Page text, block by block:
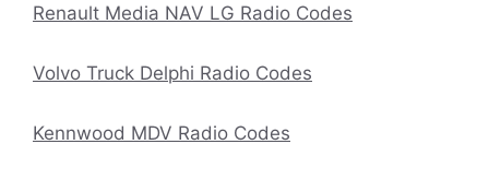
Renault Media NAV LG Radio Codes
Volvo Truck Delphi Radio Codes
Kennwood MDV Radio Codes